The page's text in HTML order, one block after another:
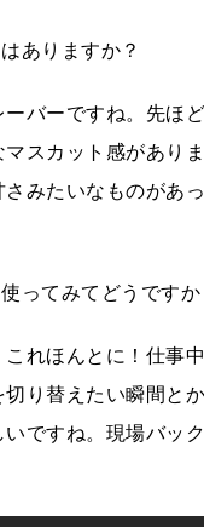
ありますか？
バーですね。先ほ
スカット感があり
みたいなものがあ
ってみてどうですか
れほんとに！仕事
り替えたい瞬間と
ですね。現場バッ